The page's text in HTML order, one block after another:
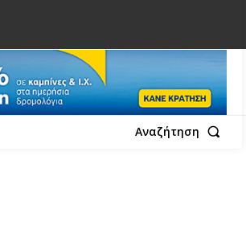
Αναζήτηση